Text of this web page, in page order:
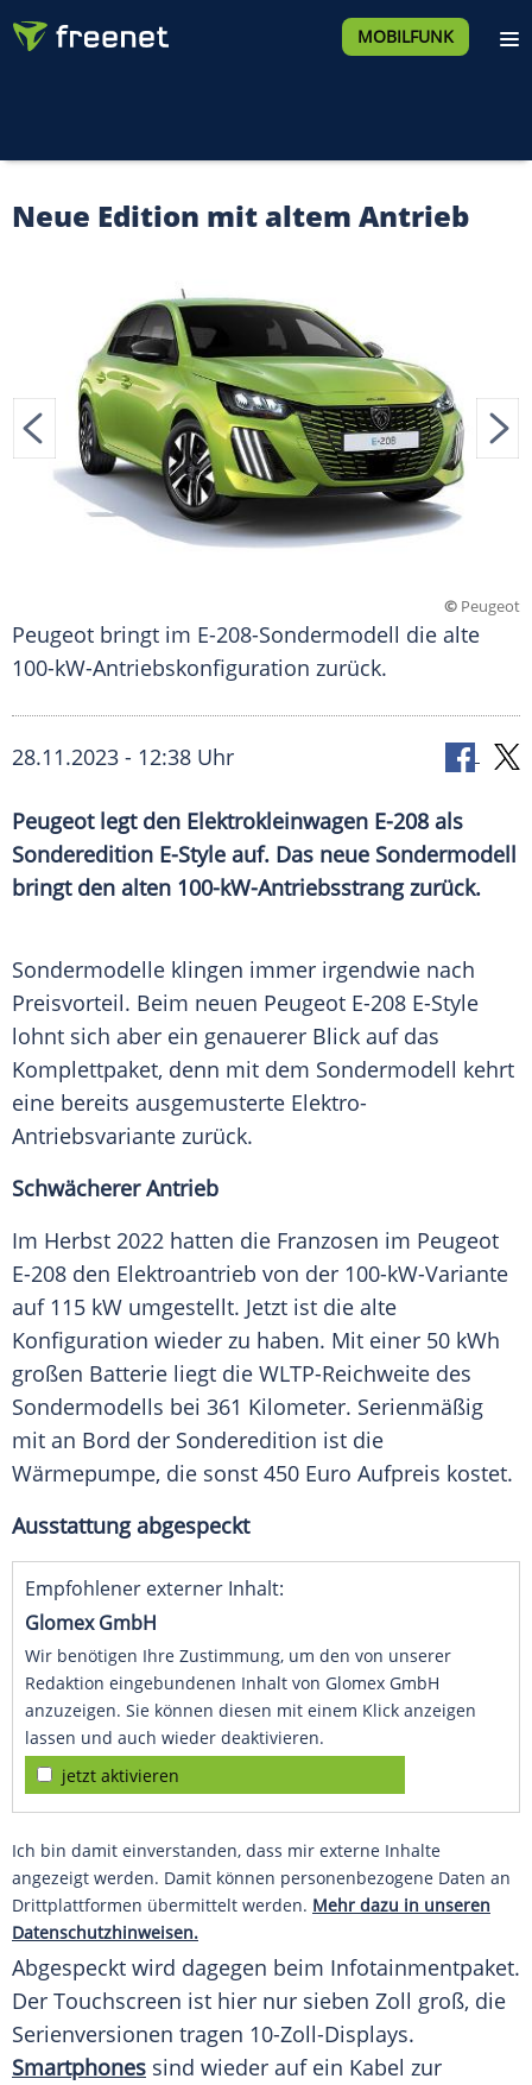
MOBILFUNK
Neue Edition mit altem Antrieb
© Peugeot
Peugeot bringt im E-208-Sondermodell die alte
100-kW-Antriebskonfiguration zurück.
28.11.2023 - 12:38 Uhr
Peugeot legt den Elektrokleinwagen E-208 als
Sonderedition E-Style auf. Das neue Sondermodell
bringt den alten 100-kW-Antriebsstrang zurück.
Sondermodelle klingen immer irgendwie nach
Preisvorteil. Beim neuen Peugeot E-208 E-Style
lohnt sich aber ein genauerer Blick auf das
Komplettpaket, denn mit dem Sondermodell kehrt
eine bereits ausgemusterte Elektro-
Antriebsvariante zurück.
Schwächerer Antrieb
Im Herbst 2022 hatten die Franzosen im Peugeot
E-208 den Elektroantrieb von der 100-kW-Variante
auf 115 kW umgestellt. Jetzt ist die alte
Konfiguration wieder zu haben. Mit einer 50 kWh
großen Batterie liegt die WLTP-Reichweite des
Sondermodells bei 361 Kilometer. Serienmäßig
mit an Bord der Sonderedition ist die
Wärmepumpe, die sonst 450 Euro Aufpreis kostet.
Ausstattung abgespeckt
Empfohlener externer Inhalt:
Glomex GmbH
Wir benötigen Ihre Zustimmung, um den von unserer
Redaktion eingebundenen Inhalt von Glomex GmbH
anzuzeigen. Sie können diesen mit einem Klick anzeigen
lassen und auch wieder deaktivieren.
jetzt aktivieren
Ich bin damit einverstanden, dass mir externe Inhalte
angezeigt werden. Damit können personenbezogene Daten an
Drittplattformen übermittelt werden. Mehr dazu in unseren
Datenschutzhinweisen.
Abgespeckt wird dagegen beim Infotainmentpaket.
Der Touchscreen ist hier nur sieben Zoll groß, die
Serienversionen tragen 10-Zoll-Displays.
Smartphones sind wieder auf ein Kabel zur